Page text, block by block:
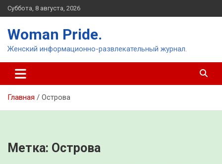
Перейти
к
Суббота, 8 августа, 2026
Woman Pride.
Женский информационно-развлекательный журнал.
Главная Острова
Метка: Острова